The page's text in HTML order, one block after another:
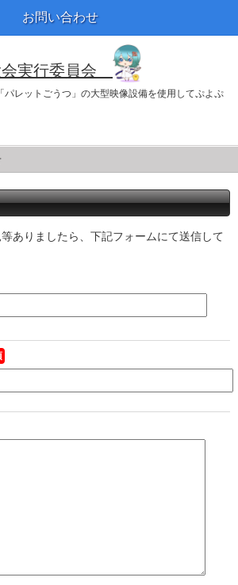
お問い合わせ
会実行委員会
レットごうつ」の大型映像設備を使用してぷよぷ
ありましたら、下記フォームにて送信して